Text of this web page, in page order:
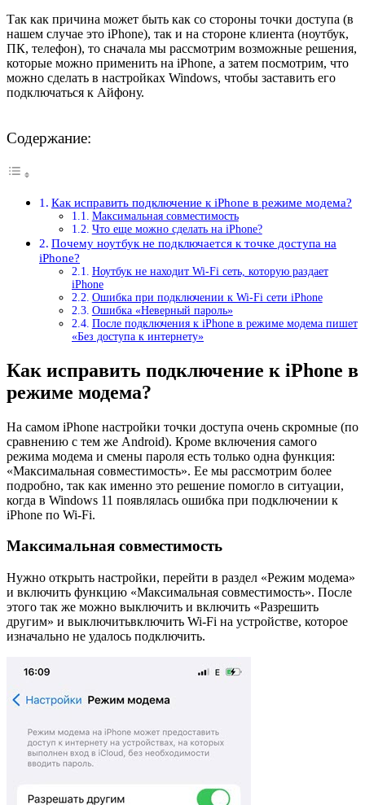
Так как причина может быть как со стороны точки доступа (в
нашем случае это iPhone), так и на стороне клиента (ноутбук,
ПК, телефон), то сначала мы рассмотрим возможные решения,
которые можно применить на iPhone, а затем посмотрим, что
можно сделать в настройках Windows, чтобы заставить его
подключаться к Айфону.
Содержание:
Как исправить подключение к iPhone в режиме модема?
Максимальная совместимость
Что еще можно сделать на iPhone?
Почему ноутбук не подключается к точке доступа на
iPhone?
Ноутбук не находит Wi-Fi сеть, которую раздает
iPhone
Ошибка при подключении к Wi-Fi сети iPhone
Ошибка «Неверный пароль»
После подключения к iPhone в режиме модема пишет
«Без доступа к интернету»
Как исправить подключение к iPhone в
режиме модема?
На самом iPhone настройки точки доступа очень скромные (по
сравнению с тем же Android). Кроме включения самого
режима модема и смены пароля есть только одна функция:
«Максимальная совместимость». Ее мы рассмотрим более
подробно, так как именно это решение помогло в ситуации,
когда в Windows 11 появлялась ошибка при подключении к
iPhone по Wi-Fi.
Максимальная совместимость
Нужно открыть настройки, перейти в раздел «Режим модема»
и включить функцию «Максимальная совместимость». После
этого так же можно выключить и включить «Разрешить
другим» и выключитьвключить Wi-Fi на устройстве, которое
изначально не удалось подключить.